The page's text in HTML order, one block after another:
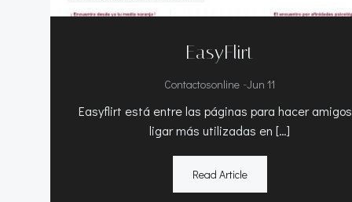
EasyFlirt
Contactosonline -Jun 11
Easyflirt está entre las páginas para hacer
ligar más utilizadas en […]
Read Article